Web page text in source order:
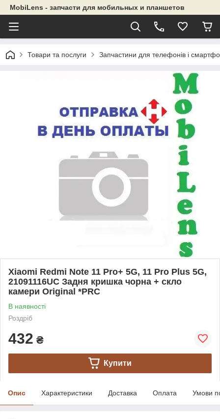
MobiLens - запчасти для мобильных и планшетов
Товари та послуги Запчастини для телефонів і
Xiaomi Redmi Note 11 Pro+ 5G, 11 Pro Plus 5G,
21091116UC Задня кришка чорна + скло
камери Original *PRC
В наявності
Роздріб
432 ₴
Купити
Опис Характеристики Доставка Оплата Умови